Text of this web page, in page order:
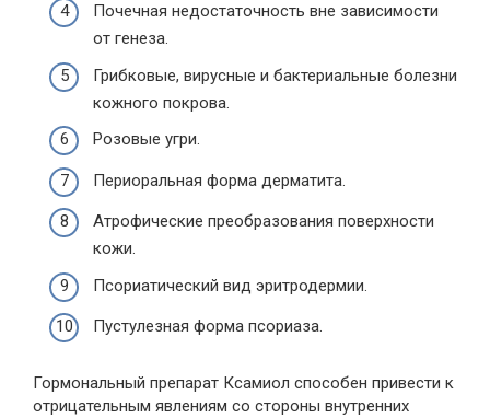
Почечная недостаточность вне зависимости
от генеза.
Грибковые, вирусные и бактериальные болезни
кожного покрова.
Розовые угри.
Периоральная форма дерматита.
Атрофические преобразования поверхности
кожи.
Псориатический вид эритродермии.
Пустулезная форма псориаза.
Гормональный препарат Ксамиол способен привести к
отрицательным явлениям со стороны внутренних